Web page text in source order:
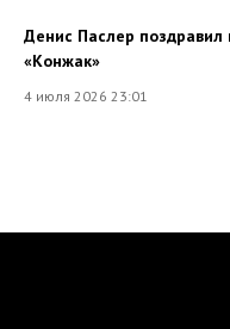
Денис Паслер
«Конжак»
4 июля 2026 23:01